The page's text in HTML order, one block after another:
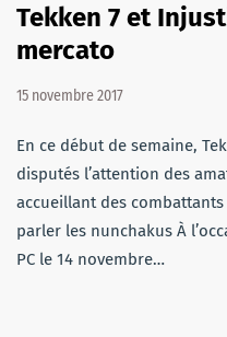
Tekken 7 et
mercato
15 novembre 2017
En ce début de semaine,
disputés l’attention des
accueillant des
parler les nunchakus À
PC le 14 novembre…